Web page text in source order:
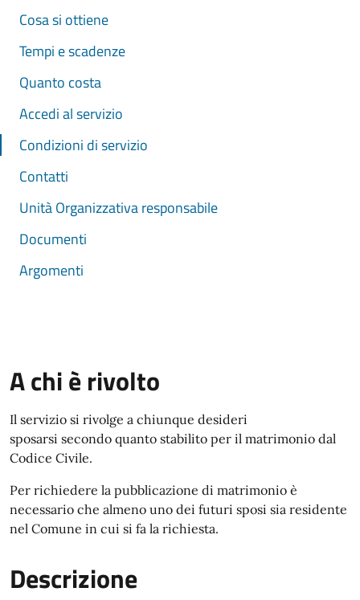
Cosa si ottiene
Tempi e scadenze
Quanto costa
Accedi al servizio
Condizioni di servizio
Contatti
Unità Organizzativa responsabile
Documenti
Argomenti
A chi è rivolto
Il servizio si rivolge a chiunque desideri
sposarsi secondo quanto stabilito per il matrimonio dal
Codice Civile.
Per richiedere la pubblicazione di matrimonio è
necessario che almeno uno dei futuri sposi sia residente
nel Comune in cui si fa la richiesta.
Descrizione